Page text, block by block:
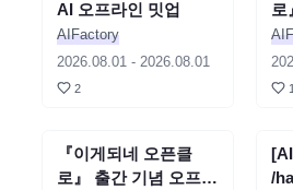
AI 오프라인 밋업
AIFactory
2026.08.01- 2026.08.01
2
로
밋
1
세미나 종료
『이게되네 오픈클
로』 출간 기념 오프라
/